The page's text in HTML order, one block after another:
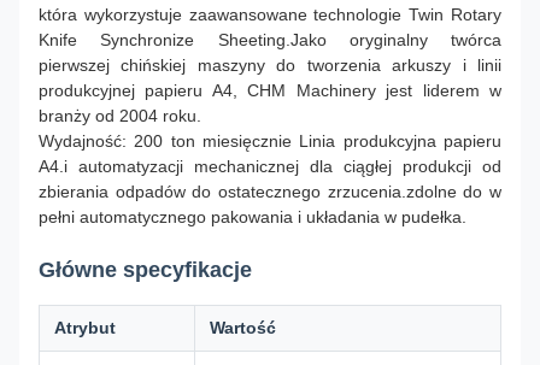
która wykorzystuje zaawansowane technologie Twin Rotary
Knife Synchronize Sheeting.Jako oryginalny twórca
pierwszej chińskiej maszyny do tworzenia arkuszy i linii
produkcyjnej papieru A4, CHM Machinery jest liderem w
branży od 2004 roku.
Wydajność: 200 ton miesięcznie Linia produkcyjna papieru
A4.i automatyzacji mechanicznej dla ciągłej produkcji od
zbierania odpadów do ostatecznego zrzucenia.zdolne do w
pełni automatycznego pakowania i układania w pudełka.
Główne specyfikacje
Atrybut Wartość